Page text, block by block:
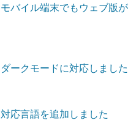
モバイル端末でもウェブ版が
ダークモードに対応しました
対応言語を追加しました